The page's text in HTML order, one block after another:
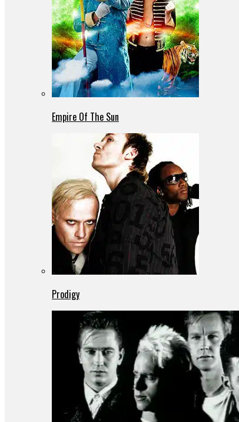
Empire Of The Sun
Prodigy